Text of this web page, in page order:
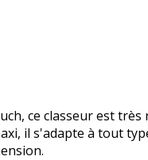
ce classeur est
il s'adapte à tout